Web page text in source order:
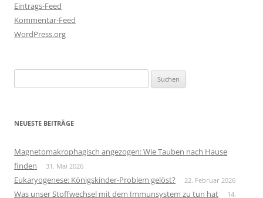
Eintrags-Feed
Kommentar-Feed
WordPress.org
nach:
NEUESTE BEITRÄGE
Magnetomakrophagisch angezogen: Wie Tauben nach Hause
finden
31. Mai 2026
Eukaryogenese: Königskinder-Problem gelöst? 22. Februar 2026
Was unser Stoffwechsel mit dem Immunsystem zu tun hat
14.